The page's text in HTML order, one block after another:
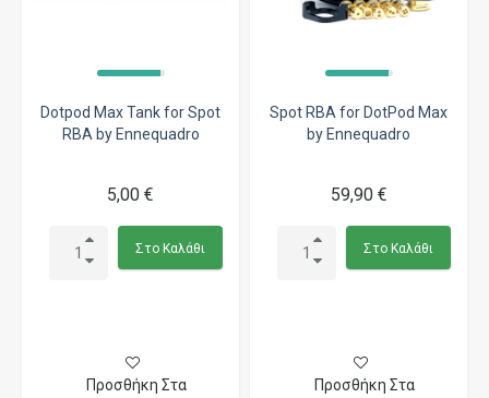
Dotpod Max Tank for Spot
RBA by Ennequadro
5,00 €
Στο Καλάθι
Προσθήκη Στα
Spot RBA for DotPod Max
by Ennequadro
59,90 €
Στο Καλάθι
Προσθήκη Στα